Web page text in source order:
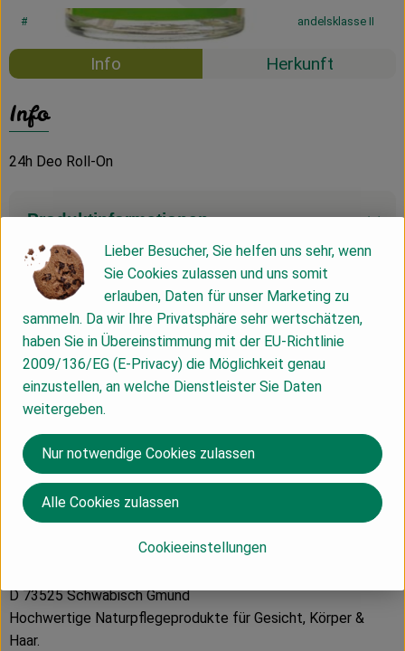
#53721 8,59 €/ 50ml 171,80 €/ l 19% MwSt Handelsklasse II
Info Herkunft
Info
24h Deo Roll-On
Produktinformationen
Produktdatenblatt
Herkunft
Hersteller: Weleda
Deutschland
D 73525 Schwäbisch Gmünd
Hochwertige Naturpflegeprodukte für Gesicht, Körper &
Haar.
Lieber Besucher, Sie helfen uns sehr, wenn
Sie Cookies zulassen und uns somit
erlauben, Daten für unser Marketing zu
sammeln. Da wir Ihre Privatsphäre sehr wertschätzen,
haben Sie in Übereinstimmung mit der EU-Richtlinie
2009/136/EG (E-Privacy) die Möglichkeit genau
einzustellen, an welche Dienstleister Sie Daten
weitergeben.
Cookieeinstellungen
Nur notwendige Cookies zulassen
Alle Cookies zulassen